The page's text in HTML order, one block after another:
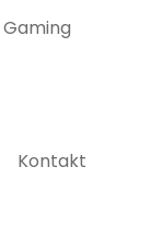
Gaming
Kontakt